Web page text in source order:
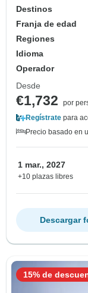
Destinos
Franja de edad
Regiones
Idioma
Operador
Desde
€1,732
por
Regístrate para
Precio basado en
1 mar., 2027
+10 plazas libres
Descargar
15% de